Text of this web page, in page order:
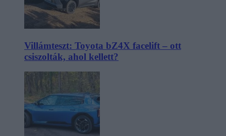
Villámteszt: Toyota bZ4X facelift – ott
csiszolták, ahol kellett?